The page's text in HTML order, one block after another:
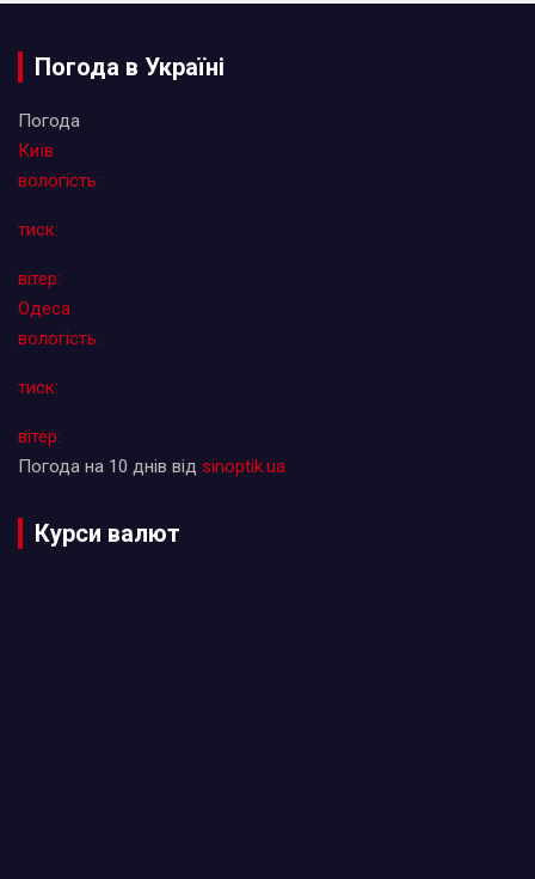
Погода в Україні
Погода
Київ
вологість:
тиск:
вітер:
Одеса
вологість:
тиск:
вітер:
Погода на 10 днів від sinoptik.ua
Курси валют